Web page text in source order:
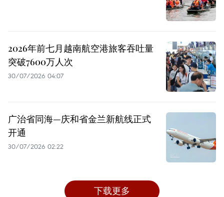
2026年前七月越南航空港旅客吞吐量
突破7600万人次
30/07/2026 04:07
广治省同海—庆和省金兰新航线正式
开通
30/07/2026 02:22
下载更多